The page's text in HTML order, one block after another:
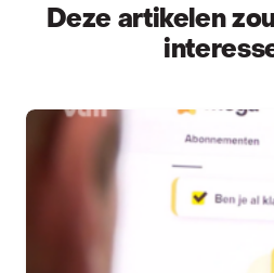
Deze artikelen